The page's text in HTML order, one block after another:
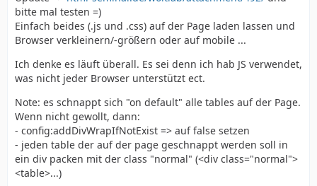
bitte mal testen =)
Einfach beides (.js und .css) auf der Page laden lassen und
Browser verkleinern/-größern oder auf mobile ...
Ich denke es läuft überall. Es sei denn ich hab JS verwendet,
was nicht jeder Browser unterstützt ect.
Note: es schnappt sich "on default" alle tables auf der Page.
Wenn nicht gewollt, dann:
- config:addDivWrapIfNotExist => auf false setzen
- jeden table der auf der page geschnappt werden soll in
ein div packen mit der class "normal" (<div class="normal">
<table>...)